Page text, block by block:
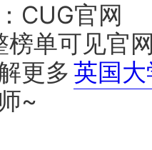
CUG官网
单可见官网
更多 英国大
~